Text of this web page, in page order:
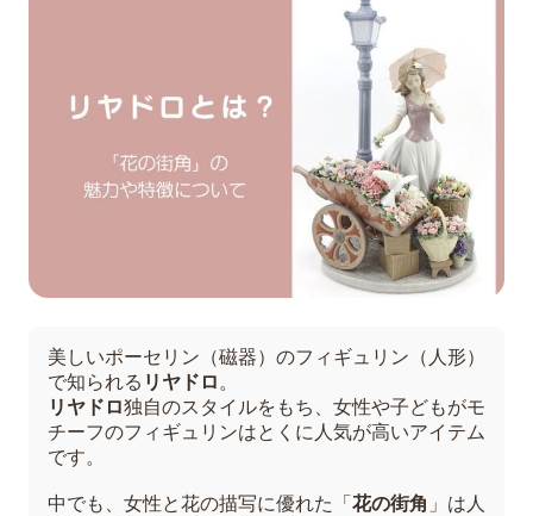
美しいポーセリン（磁器）のフィギュリン（人形）
で知られる リヤドロ 。
リヤドロ独自のスタイルをもち、女性や子どもがモ
チーフのフィギュリンはとくに人気が高いアイテム
です。
中でも、女性と花の描写に優れた「 花の街角 」は人